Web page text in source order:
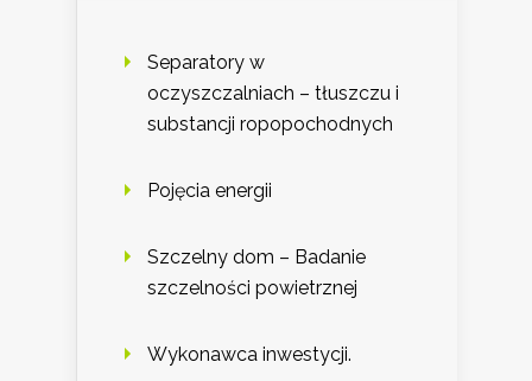
Separatory w
oczyszczalniach – tłuszczu i
substancji ropopochodnych
Pojęcia energii
Szczelny dom – Badanie
szczelności powietrznej
Wykonawca inwestycji.